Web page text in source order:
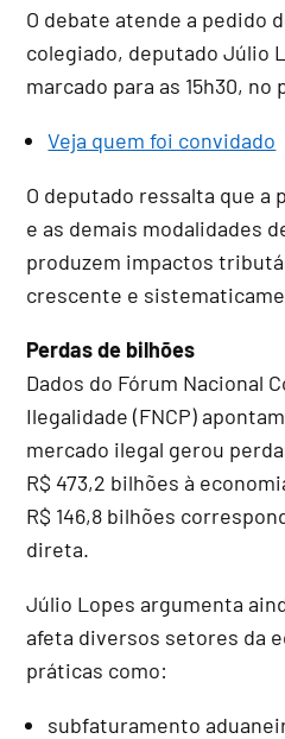
O debate atende a pedido
colegiado, deputadoJúlio
marcado para as 15h30, no
Veja quem foi convidado
O deputado ressalta que a
e as demais modalidades
produzem impactos
crescente e
Perdas de bilhões
Dados do Fórum Nacional
Ilegalidade (FNCP)
mercado ilegal gerou
R$ 473,2 bilhões à
R$ 146,8 bilhões
direta.
Júlio Lopes argumenta
afeta diversos setores da
práticas como:
subfaturamento